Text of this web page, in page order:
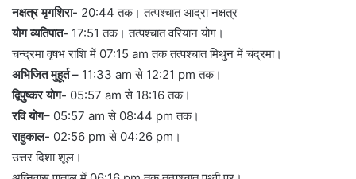
नक्षत्र मृगशिरा- 20:44 तक। तत्पश्चात आद्रा नक्षत्र
योग व्यतिपात- 17:51 तक। तत्पश्चात वरियान योग।
चन्द्रमा वृषभ राशि में 07:15 am तक तत्पश्चात मिथुन में चंद्रमा।
अभिजित मुहूर्त – 11:33 am से 12:21 pm तक।
द्विपुष्कर योग- 05:57 am से 18:16 तक।
रवि योग– 05:57 am से 08:44 pm तक।
राहुकाल- 02:56 pm से 04:26 pm।
उत्तर दिशा शूल।